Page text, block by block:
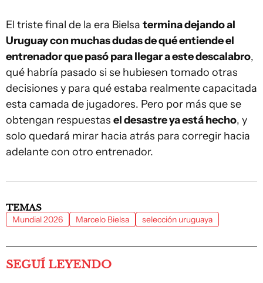
El triste final de la era Bielsa termina dejando al
Uruguay con muchas dudas de qué entiende el
entrenador que pasó para llegar a este descalabro,
qué habría pasado si se hubiesen tomado otras
decisiones y para qué estaba realmente capacitada
esta camada de jugadores. Pero por más que se
obtengan respuestas el desastre ya está hecho, y
solo quedará mirar hacia atrás para corregir hacia
adelante con otro entrenador.
TEMAS
Mundial 2026 Marcelo Bielsa selección uruguaya
SEGUÍ LEYENDO